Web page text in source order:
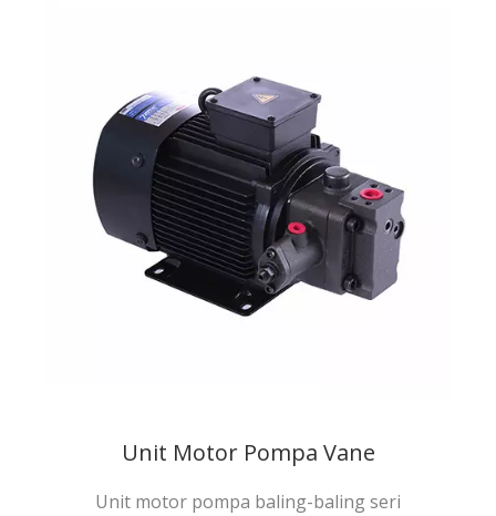
Unit Motor Pompa Vane
Unit motor pompa baling-baling seri